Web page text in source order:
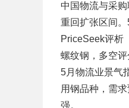
中国物流与采
重回扩张区间
PriceSeek评析
螺纹钢，多空评
5月物流业景气
用钢品种，需
强。